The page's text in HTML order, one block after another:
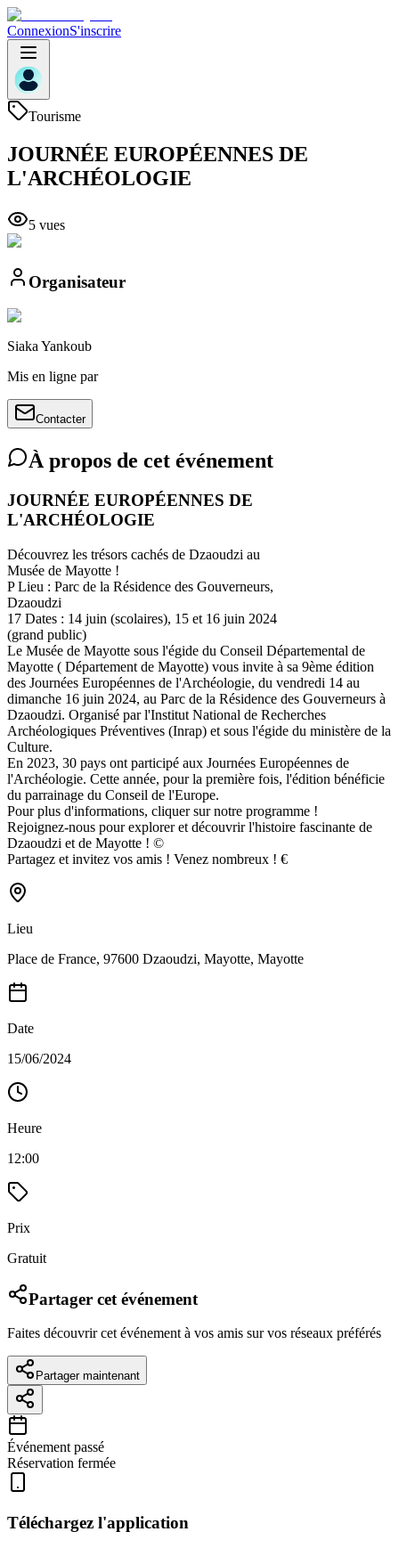
ConnexionS'inscrire
Tourisme
JOURNÉE EUROPÉENNES DE
L'ARCHÉOLOGIE
5 vues
Organisateur
Siaka Yankoub
Mis en ligne par
Contacter
À propos de cet événement
JOURNÉE EUROPÉENNES DE
L'ARCHÉOLOGIE
Découvrez les trésors cachés de Dzaoudzi au
Musée de Mayotte !
P Lieu : Parc de la Résidence des Gouverneurs,
Dzaoudzi
17 Dates : 14 juin (scolaires), 15 et 16 juin 2024
(grand public)
Le Musée de Mayotte sous l'égide du Conseil Départemental de
Mayotte ( Département de Mayotte) vous invite à sa 9ème édition
des Journées Européennes de l'Archéologie, du vendredi 14 au
dimanche 16 juin 2024, au Parc de la Résidence des Gouverneurs à
Dzaoudzi. Organisé par l'Institut National de Recherches
Archéologiques Préventives (Inrap) et sous l'égide du ministère de la
Culture.
En 2023, 30 pays ont participé aux Journées Européennes de
l'Archéologie. Cette année, pour la première fois, l'édition bénéficie
du parrainage du Conseil de l'Europe.
Pour plus d'informations, cliquer sur notre programme !
Rejoignez-nous pour explorer et découvrir l'histoire fascinante de
Dzaoudzi et de Mayotte ! ©
Partagez et invitez vos amis ! Venez nombreux ! €
Lieu
Place de France, 97600 Dzaoudzi, Mayotte, Mayotte
Date
15/06/2024
Heure
12:00
Prix
Gratuit
Partager cet événement
Faites découvrir cet événement à vos amis sur vos réseaux préférés
Partager maintenant
Événement passé
Réservation fermée
Téléchargez l'application